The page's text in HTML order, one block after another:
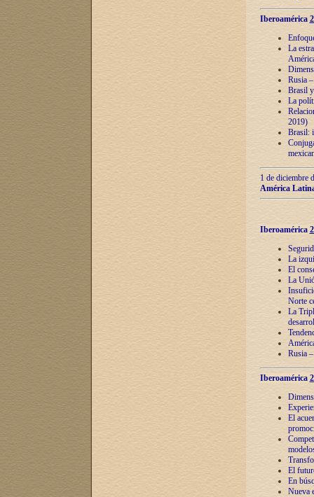
Iberoamérica
La
Rusia
Brasil
La
2019)
Brasil:
1 de diciembre
América
Iberoamérica
La
El
La
Norte
La
Rusia
Iberoamérica
El
El
En
Nueva